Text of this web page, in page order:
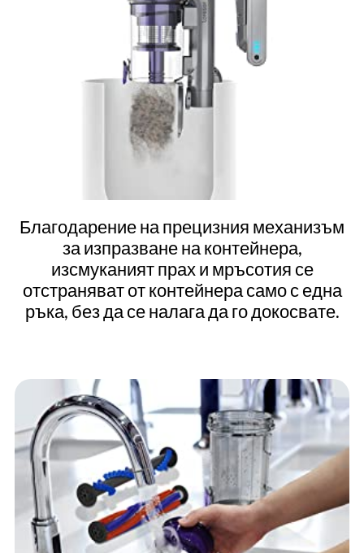
Благодарение на прецизния механизъм
за изпразване на контейнера,
изсмуканият прах и мръсотия се
отстраняват от контейнера само с една
ръка, без да се налага да го докосвате.